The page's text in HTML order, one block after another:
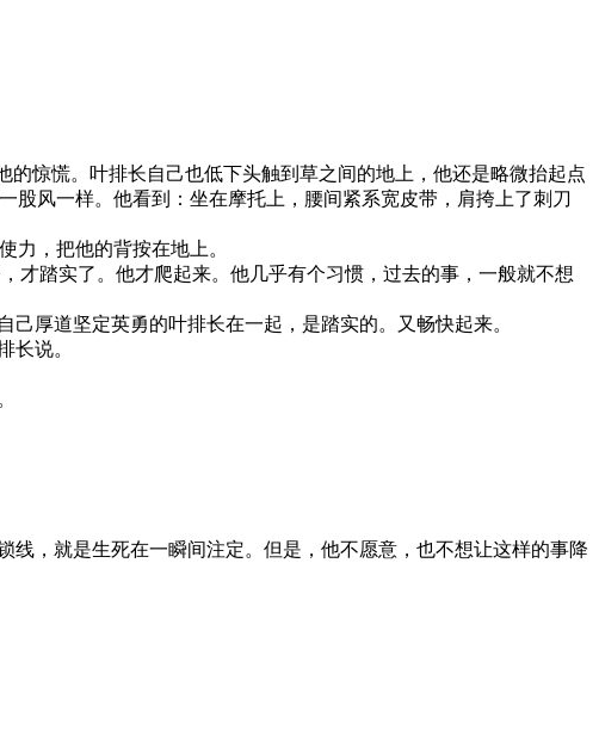
惊慌。叶排长自己也低下头触到草之间的地上，他还是略微抬起点
股风一样。他看到：坐在摩托上，腰间紧系宽皮带，肩挎上了刺刀
力，把他的背按在地上。
才踏实了。他才爬起来。他几乎有个习惯，过去的事，一般就不想
厚道坚定英勇的叶排长在一起，是踏实的。又畅快起来。
长说。
，就是生死在一瞬间注定。但是，他不愿意，也不想让这样的事降